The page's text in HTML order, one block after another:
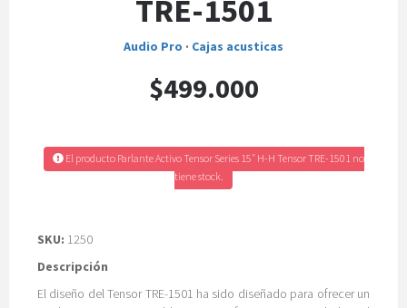
TRE-1501
Audio Pro · Cajas acusticas
$499.000
El producto Parlante Activo Tensor Series 15″ H-H Tensor TRE-1501 no
tiene stock.
SKU: 1250
Descripción
El diseño del Tensor TRE-1501 ha sido diseñado para ofrecer un